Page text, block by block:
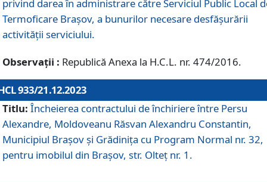
privind darea în administrare către Serviciul Public Local
Termoficare Braşov, a bunurilor necesare desfăşurării
activităţii serviciului.
Observații : Republică Anexa la H.C.L. nr. 474/2016.
933/21.12.2023
Titlu: Încheierea contractului de închiriere între Persu
Alexandre, Moldoveanu Răsvan Alexandru Constantin,
Municipiul Braşov şi Grădinița cu Program Normal nr. 32,
pentru imobilul din Brașov, str. Olteț nr. 1.